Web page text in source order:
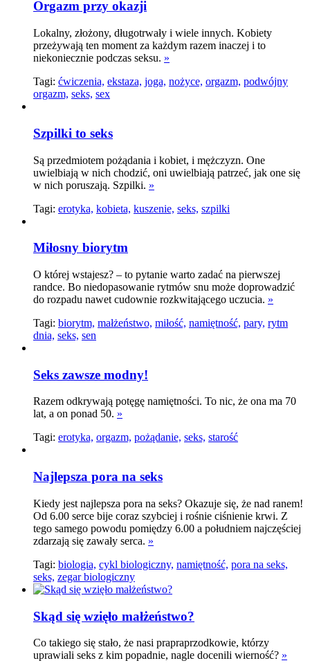
Orgazm przy okazji
Lokalny, złożony, długotrwały i wiele innych. Kobiety
przeżywają ten moment za każdym razem inaczej i to
niekoniecznie podczas seksu. »
Tagi: ćwiczenia, ekstaza, joga, nożyce, orgazm, podwójny
orgazm, seks, sex
Szpilki to seks
Są przedmiotem pożądania i kobiet, i mężczyzn. One
uwielbiają w nich chodzić, oni uwielbiają patrzeć, jak one się
w nich poruszają. Szpilki. »
Tagi: erotyka, kobieta, kuszenie, seks, szpilki
Miłosny biorytm
O której wstajesz? – to pytanie warto zadać na pierwszej
randce. Bo niedopasowanie rytmów snu może doprowadzić
do rozpadu nawet cudownie rozkwitającego uczucia. »
Tagi: biorytm, małżeństwo, miłość, namiętność, pary, rytm
dnia, seks, sen
Seks zawsze modny!
Razem odkrywają potęgę namiętności. To nic, że ona ma 70
lat, a on ponad 50. »
Tagi: erotyka, orgazm, pożądanie, seks, starość
Najlepsza pora na seks
Kiedy jest najlepsza pora na seks? Okazuje się, że nad ranem!
Od 6.00 serce bije coraz szybciej i rośnie ciśnienie krwi. Z
tego samego powodu pomiędzy 6.00 a południem najczęściej
zdarzają się zawały serca. »
Tagi: biologia, cykl biologiczny, namiętność, pora na seks,
seks, zegar biologiczny
Skąd się wzięło małżeństwo?
Co takiego się stało, że nasi prapraprzodkowie, którzy
uprawiali seks z kim popadnie, nagle docenili wierność? »